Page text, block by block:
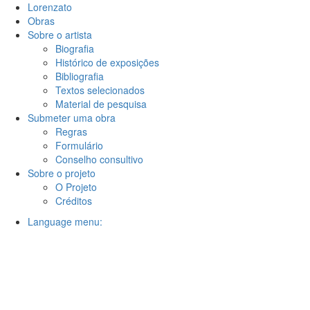
Lorenzato
Obras
Sobre o artista
Biografia
Histórico de exposições
Bibliografia
Textos selecionados
Material de pesquisa
Submeter uma obra
Regras
Formulário
Conselho consultivo
Sobre o projeto
O Projeto
Créditos
Language menu: